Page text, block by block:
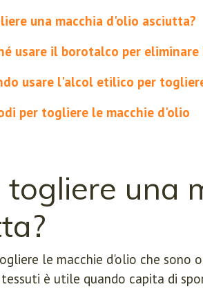
una macchia d'olio asciutta?
usare il borotalco per
usare l'alcol etilico per
per togliere le macchie d'olio
togliere una
le macchie d'olio che sono
è utile quando capita di